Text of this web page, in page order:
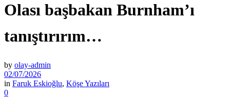
Olası başbakan Burnham’ı
tanıştırırım…
by olay-admin
02/07/2026
in Faruk Eskioğlu, Köşe Yazıları
0